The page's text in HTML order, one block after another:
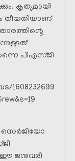
കൃത്യമായി
തീയതിയാണ്
പിഎസ്ജി
1608232699
സെർജിയോ
ഈ ജനുവരി